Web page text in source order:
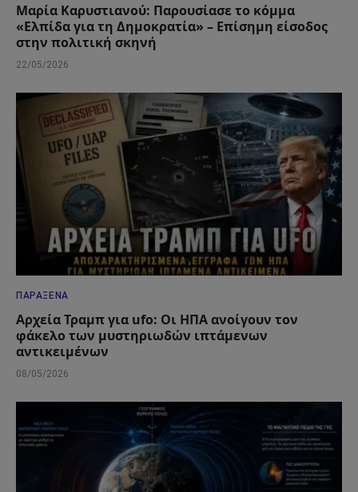
Μαρία Καρυστιανού: Παρουσίασε το κόμμα
«Ελπίδα για τη Δημοκρατία» – Επίσημη είσοδος
στην πολιτική σκηνή
22/05/2026
ΠΑΡΆΞΕΝΑ
Αρχεία Τραμπ για ufo: Οι ΗΠΑ ανοίγουν τον
φάκελο των μυστηριωδών ιπτάμενων
αντικειμένων
08/05/2026